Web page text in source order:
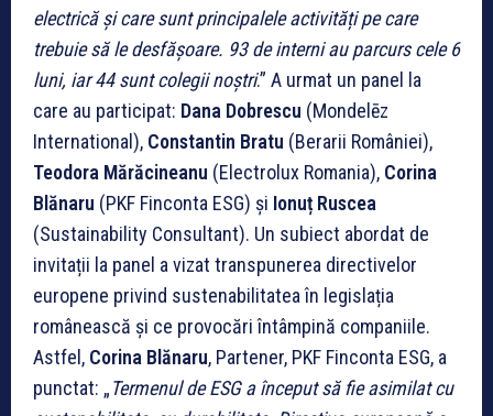
electrică și care sunt principalele activități pe care
trebuie să le desfășoare. 93 de interni au parcurs cele 6
luni, iar 44 sunt colegii noștri.” A urmat un panel la
care au participat: Dana Dobrescu (Mondelēz
International), Constantin Bratu (Berarii României),
Teodora Mărăcineanu (Electrolux Romania), Corina
Blănaru (PKF Finconta ESG) și Ionuț Ruscea
(Sustainability Consultant). Un subiect abordat de
invitații la panel a vizat transpunerea directivelor
europene privind sustenabilitatea în legislația
românească și ce provocări întâmpină companiile.
Astfel, Corina Blănaru, Partener, PKF Finconta ESG, a
punctat: „Termenul de ESG a început să fie asimilat cu